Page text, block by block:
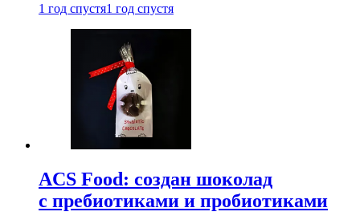
1 год спустя1 год спустя
ACS Food: создан шоколад
с пребиотиками и пробиотиками